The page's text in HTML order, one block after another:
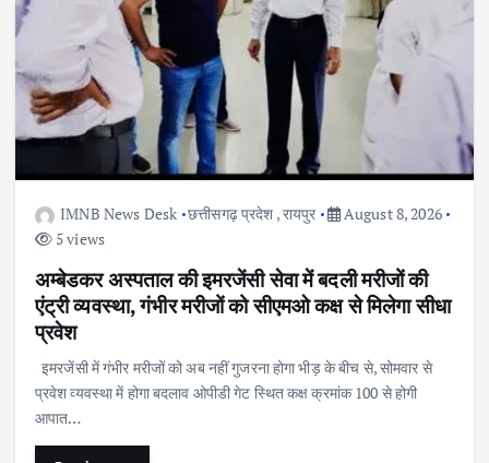
IMNB News Desk छत्तीसगढ़ प्रदेश ,रायपुर
August 8, 2026
5 views
अम्बेडकर अस्पताल की इमरजेंसी सेवा में बदली मरीजों की
एंट्री व्यवस्था, गंभीर मरीजों को सीएमओ कक्ष से मिलेगा सीधा
प्रवेश
इमरजेंसी में गंभीर मरीजों को अब नहीं गुजरना होगा भीड़ के बीच से, सोमवार से
प्रवेश व्यवस्था में होगा बदलाव ओपीडी गेट स्थित कक्ष क्रमांक 100 से होगी
आपात…